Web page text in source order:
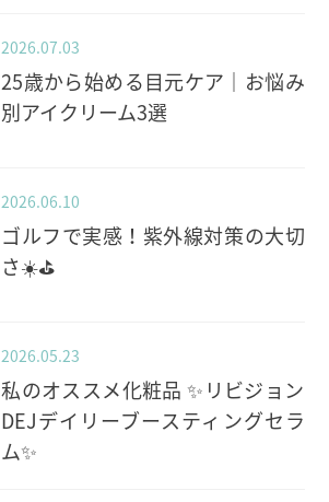
2026.07.03
25歳から始める目元ケア｜お悩み
別アイクリーム3選
2026.06.10
ゴルフで実感！紫外線対策の大切
さ☀️⛳️
2026.05.23
私のオススメ化粧品 ✨️リビジョン
DEJデイリーブースティングセラ
ム✨️